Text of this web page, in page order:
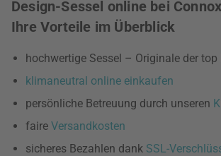
Design-Sessel online bei
Ihre Vorteile im Überblick
hochwertige Sessel – Originale der top
klimaneutral online einkaufen
persönliche Betreuung durch unseren
faire Versandkosten
sicheres Bezahlen dank SSL-